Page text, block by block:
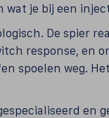
je bij een
De spier
response, en
spoelen weg.
en